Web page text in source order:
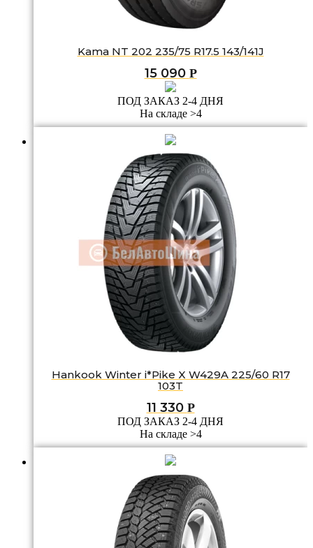
Kama NT 202 235/75 R17.5 143/141J
15 090 Р
ПОД ЗАКАЗ 2-4 ДНЯ
На складе >4
Hankook Winter i*Pike X W429A 225/60 R17
103T
11 330 Р
ПОД ЗАКАЗ 2-4 ДНЯ
На складе >4